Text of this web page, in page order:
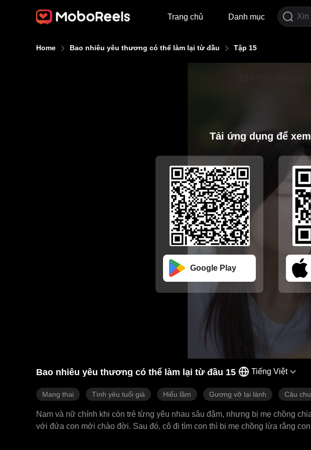
Trang chủ Danh mục
Home Bao nhiêu yêu thương có thể làm lại từ đầu Tập 15
Tải ứng dụng để
Google Play
Bao nhiêu yêu thương có thể làm lại từ đầu 15 Tiếng Việt
Mang thai Tình yêu tuổi già Hiểu lầm Gương vỡ lại lành Câu
Nam và nữ chính khi còn trẻ từng yêu nhau sâu đậm, nhưng bị mẹ chồng
với đứa con mới chào đời. Sau đó, cô đi tìm con thì bị mẹ chồng lừa rằng